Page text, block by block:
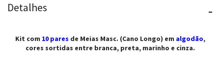
Detalhes -
Kit com 10 pares de Meias Masc. (Cano Longo) em algodão,
cores sortidas entre branca, preta, marinho e cinza.